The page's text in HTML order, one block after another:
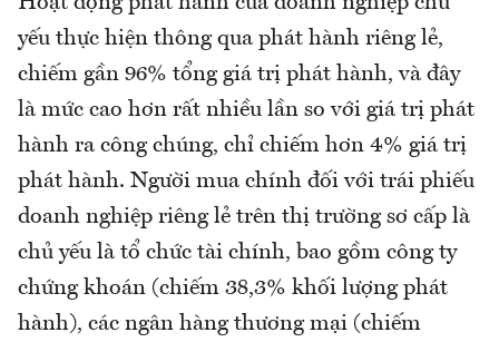
yếu thực hiện thông qua phát hành riêng lẻ,
chiếm gần 96% tổng giá trị phát hành, và đây
là mức cao hơn rất nhiều lần so với giá trị phát
hành ra công chúng, chỉ chiếm hơn 4% giá trị
phát hành. Người mua chính đối với trái phiếu
doanh nghiệp riêng lẻ trên thị trường sơ cấp là
chủ yếu là tổ chức tài chính, bao gồm công ty
chứng khoán (chiếm 38,3% khối lượng phát
hành), các ngân hàng thương mại (chiếm